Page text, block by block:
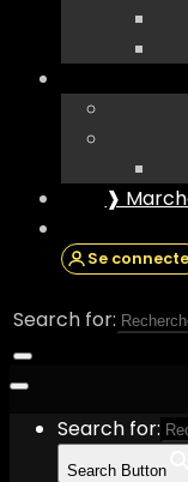
❱
Se
Search for:
Search for:
Search Button